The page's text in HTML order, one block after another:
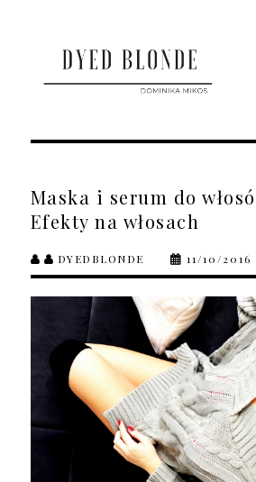
Maska i serum do
Efekty na włosach
DYEDBLONDE 11/10/2016